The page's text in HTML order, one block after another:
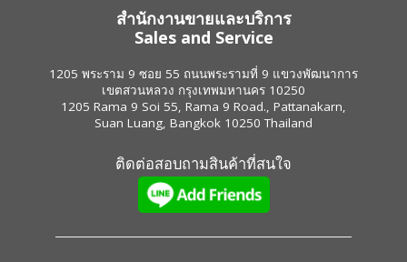
สำนักงานขายและบริการ
Sales and Service
1205 พระราม 9 ซอย 55 ถนนพระรามที่ 9 แขวงพัฒนาการ
เขตสวนหลวง กรุงเทพมหานคร 10250
1205 Rama 9 Soi 55, Rama 9 Road., Pattanakarn,
Suan Luang, Bangkok 10250 Thailand
ติดต่อสอบถามสินค้าที่สนใจ